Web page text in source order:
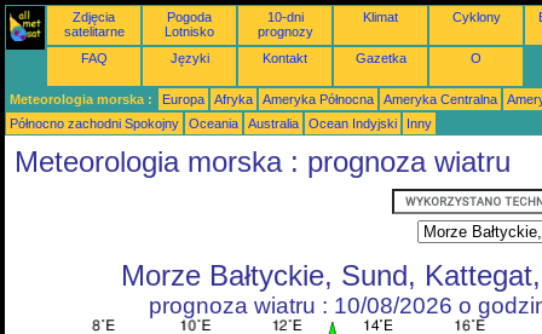
Zdjęcia
satelitarne
Pogoda
Lotnisko
10-dni
prognozy
Klimat Cyklony
FAQ Języki Kontakt Gazetka O
Meteorologia morska : Europa Afryka Ameryka Północna Ameryka Centralna
Północno zachodni Spokojny
Oceania Australia Ocean Indyjski Inny
Meteorologia morska : prognoza wiatru
Morze Bałtyckie, Sund,
prognoza wiatru : 10/08/2026 o